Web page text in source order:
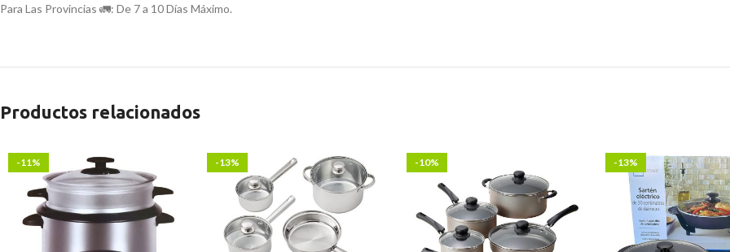
Para Las Provincias 🚛: De 7 a 10 Días Máximo.
Productos relacionados
-11% -13% -10% -13%